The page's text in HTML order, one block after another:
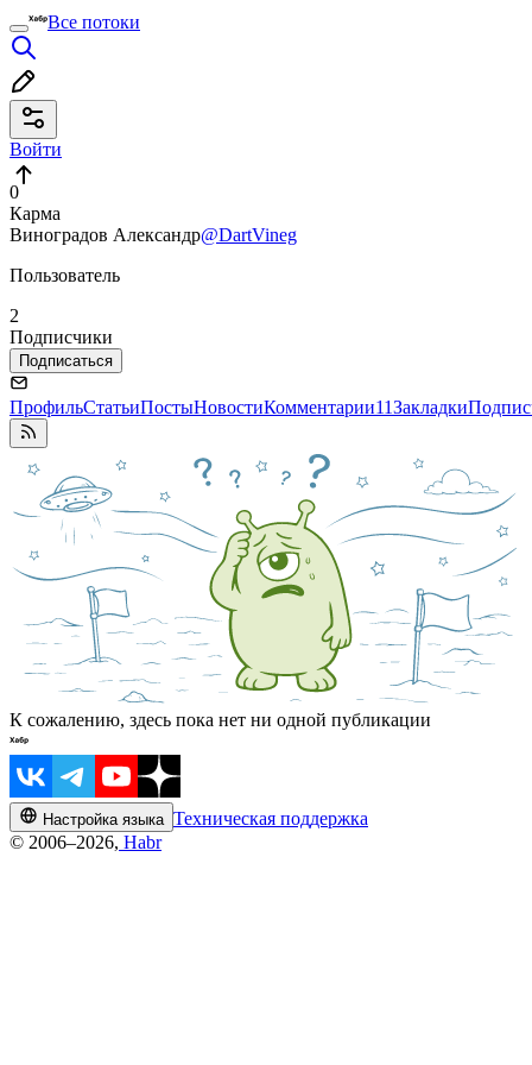
Все потоки
Войти
0
Карма
Виноградов Александр@DartVineg
Пользователь
2
Подписчики
Подписаться
ПрофильСтатьиПостыНовостиКомментарии11Закладки
К сожалению, здесь пока нет ни одной публикации
Настройка языка Техническая поддержка
© 2006–2026, Habr